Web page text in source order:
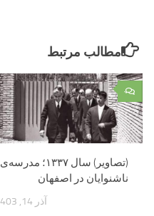
مطالب مرتبط
۰
(تصاویر) سال ۱۳۳۷؛ مدرسه‌ی
ناشنوایان در اصفهان
آذر 14, 1403